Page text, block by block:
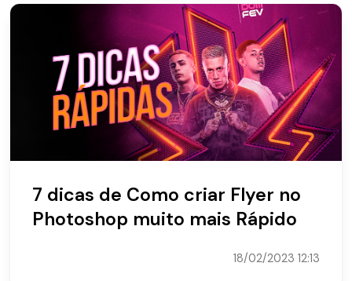
7 dicas de Como criar Flyer no
Photoshop muito mais Rápido
18/02/2023 12:13